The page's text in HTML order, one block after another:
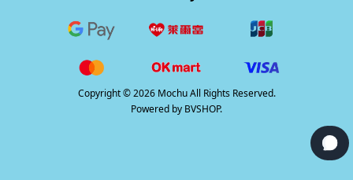
Copyright © 2026 Mochu All Rights Reserved.
Powered by BVSHOP.